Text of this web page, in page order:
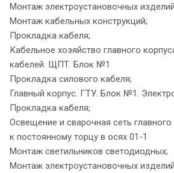
Монтаж электроустановочных
Монтаж кабельных конструкций;
Прокладка кабеля;
Кабельное хозяйство главного
кабелей. ЩПТ. Блок №1
Прокладка силового кабеля;
Главный корпус. ГТУ. Блок №1.
Прокладка кабеля;
Освещение и сварочная сеть
к постоянному торцу в осях 01-1
Монтаж светильников светодиодных;
Монтаж электроустановочных